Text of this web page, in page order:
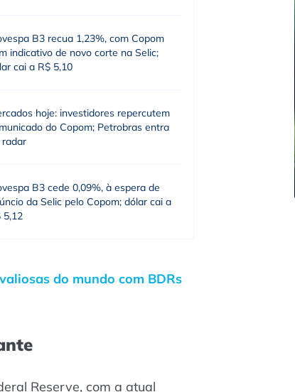
B3 recua 1,23%, com Copom
indicativo de novo corte na Selic;
cai a R$ 5,10
hoje: investidores repercutem
do Copom; Petrobras entra
radar
B3 cede 0,09%, à espera de
da Selic pelo Copom; dólar cai a
5,12
do mundo com BDRs
Reserve, com a atual